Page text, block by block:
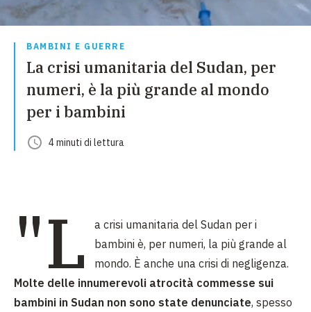
BAMBINI E GUERRE
La crisi umanitaria del Sudan, per
numeri, è la più grande al mondo
per i bambini
4minuti di lettura
"L
a crisi umanitaria del Sudan per i
bambini è, per numeri, la più grande al
mondo. È anche una crisi di negligenza.
Molte delle innumerevoli atrocità commesse sui
bambini in Sudan non sono state denunciate, spesso